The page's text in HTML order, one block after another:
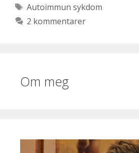
Stikkord
Autoimmun sykdom
2 kommentarer
Om meg